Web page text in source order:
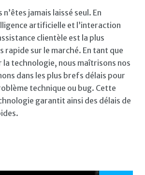
jamais laissé seul. En
artificielle et l’interaction
clientèle est la plus
rapide sur le marché. En tant que
la technologie, nous maîtrisons nos
dans les plus brefs délais pour
technique ou bug. Cette
garantit ainsi des délais de